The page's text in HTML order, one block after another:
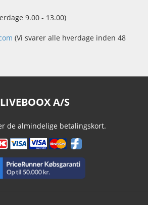
9.00 - 13.00)
(Vi svarer alle hverdage inden 48
LIVEBOOX A/S
de almindelige betalingskort.